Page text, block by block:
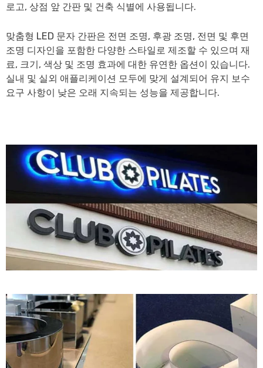
로고, 상점 앞 간판 및 건축 식별에 사용됩니다.
맞춤형 LED 문자 간판은 전면 조명, 후광 조명, 전면 및 후면
조명 디자인을 포함한 다양한 스타일로 제조할 수 있으며 재
료, 크기, 색상 및 조명 효과에 대한 유연한 옵션이 있습니다.
실내 및 실외 애플리케이션 모두에 맞게 설계되어 유지 보수
요구 사항이 낮은 오래 지속되는 성능을 제공합니다.